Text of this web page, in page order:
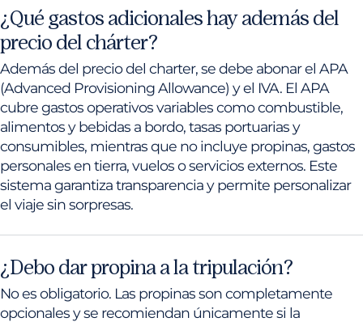
¿Qué gastos adicionales hay además del
precio del chárter?
Además del precio del charter, se debe abonar el APA
(Advanced Provisioning Allowance) y el IVA. El APA
cubre gastos operativos variables como combustible,
alimentos y bebidas a bordo, tasas portuarias y
consumibles, mientras que no incluye propinas, gastos
personales en tierra, vuelos o servicios externos. Este
sistema garantiza transparencia y permite personalizar
el viaje sin sorpresas.
¿Debo dar propina a la tripulación?
No es obligatorio. Las propinas son completamente
opcionales y se recomiendan únicamente si la